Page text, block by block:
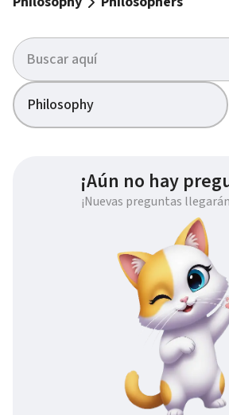
Philosophy
¡Aún no hay
¡Nuevas preguntas